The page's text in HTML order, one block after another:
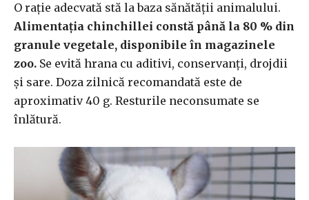
O rație adecvată stă la baza sănătății animalului.
Alimentația chinchillei constă până la 80 % din
granule vegetale, disponibile în magazinele
zoo. Se evită hrana cu aditivi, conservanți, drojdii
și sare. Doza zilnică recomandată este de
aproximativ 40 g. Resturile neconsumate se
înlătură.